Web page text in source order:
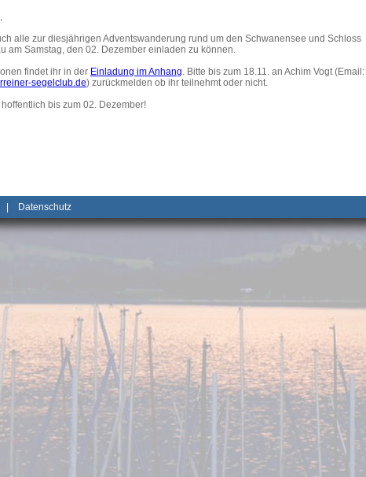
alle zur diesjährigen Adventswanderung rund um den Schwanensee und Schloss
am Samstag, den 02. Dezember einladen zu können.
findet ihr in der Einladung im Anhang. Bitte bis zum 18.11. an Achim Vogt (Email:
segelclub.de) zurückmelden ob ihr teilnehmt oder nicht.
bis zum 02. Dezember!
Datenschutz